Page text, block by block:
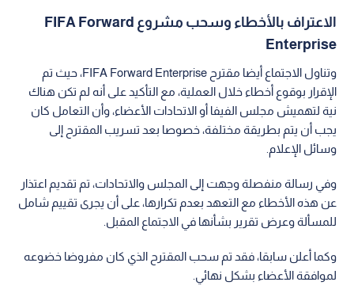
الاعتراف بالأخطاء وسحب مشروع FIFA Forward
Enterprise
وتناول الاجتماع أيضا مقترح FIFA Forward Enterprise، حيث تم
الإقرار بوقوع أخطاء خلال العملية، مع التأكيد على أنه لم تكن هناك
نية لتهميش مجلس الفيفا أو الاتحادات الأعضاء، وأن التعامل كان
يجب أن يتم بطريقة مختلفة، خصوصا بعد تسريب المقترح إلى
وسائل الإعلام.
وفي رسالة منفصلة وجهت إلى المجلس والاتحادات، تم تقديم اعتذار
عن هذه الأخطاء مع التعهد بعدم تكرارها، على أن يجرى تقييم شامل
للمسألة وعرض تقرير بشأنها في الاجتماع المقبل.
وكما أعلن سابقا، فقد تم سحب المقترح الذي كان مفروضا خضوعه
لموافقة الأعضاء بشكل نهائي.